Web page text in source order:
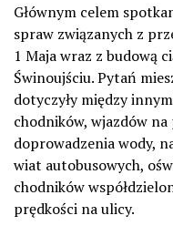
Głównym celem
spraw związanych z
1 Maja wraz z budową
Świnoujściu. Pytań
dotyczyły między
chodników, wjazdów na
doprowadzenia wody,
wiat autobusowych,
chodników
prędkości na ulicy.